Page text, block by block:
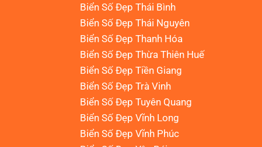
Biển Số Đẹp Thái Bình
Biển Số Đẹp Thái Nguyên
Biển Số Đẹp Thanh Hóa
Biển Số Đẹp Thừa Thiên Huế
Biển Số Đẹp Tiền Giang
Biển Số Đẹp Trà Vinh
Biển Số Đẹp Tuyên Quang
Biển Số Đẹp Vĩnh Long
Biển Số Đẹp Vĩnh Phúc